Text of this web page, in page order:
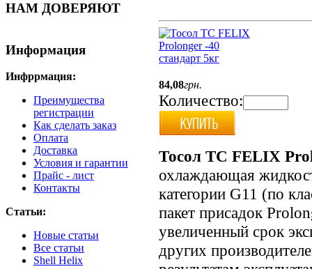
НАМ ДОВЕРЯЮТ
Информация
Инфррмация:
Преимущества
регистрации
Как сделать заказ
Оплата
Доставка
Условия и гарантии
Прайс - лист
Контакты
Статьи:
Новые статьи
Все статьи
Shell Helix
84,08грн.
Количество:
Тосол ТС FELIX
охлаждающая
категории G11 (по
пакет присадок
увеличенный срок
других